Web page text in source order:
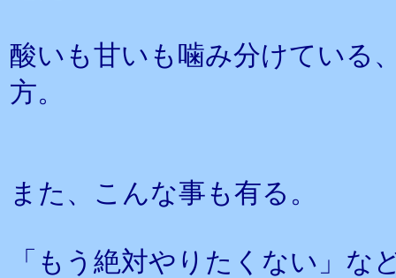
酸いも甘いも噛み分けている
方。
また、こんな事も有る。
「もう絶対やりたくない」な